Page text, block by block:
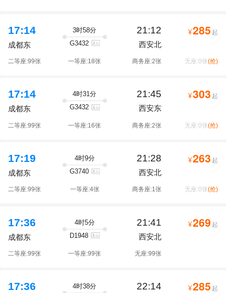
17:14
成都东
3时58分
G3432
21:12
西安北
¥285 起
二等座:99张 一等座:18张 商务座:2张 无座:0张(抢)
17:14
成都东
4时31分
G3432
21:45
西安东
¥303 起
二等座:99张 一等座:16张 商务座:2张 无座:0张(抢)
17:19
成都东
4时9分
G3740
21:28
西安北
¥263 起
二等座:99张 一等座:4张 商务座:1张 无座:0张(抢)
17:36
成都东
4时5分
D1948
21:41
西安北
¥269 起
二等座:99张 一等座:99张 无座:99张
17:36 4时38分 22:14 ¥285 起